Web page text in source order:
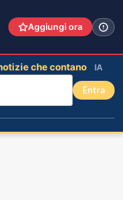
Aggiungi ora
che contano IA
Entra